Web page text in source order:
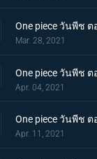
Mar. 28, 2021
Apr. 04, 2021
Apr. 11, 2021